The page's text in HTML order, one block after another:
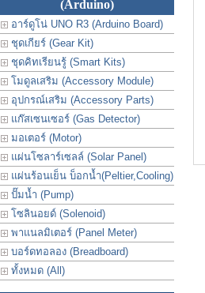
(Arduino)
อาร์ดูโน่ UNO R3 (Arduino Board)
ชุดเกียร์ (Gear Kit)
ชุดคิทเรียนรู้ (Smart Kits)
โมดูลเสริม (Accessory Module)
อุปกรณ์เสริม (Accessory Parts)
แก๊สเซนเซอร์ (Gas Detector)
มอเตอร์ (Motor)
แผ่นโซลาร์เซลล์ (Solar Panel)
แผ่นร้อนเย็น บ็อกน้ำ(Peltier,Cooling)
ปั๊มน้ำ (Pump)
โซลินอยด์ (Solenoid)
พาแนลมิเตอร์ (Panel Meter)
บอร์ดทอลอง (Breadboard)
ทั้งหมด (All)